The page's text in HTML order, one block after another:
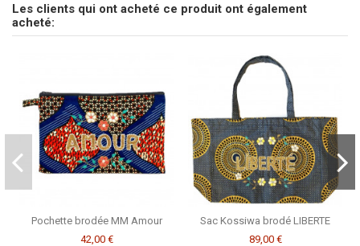
Soyez le premier à poser une question sur ce produit !
Les clients qui ont acheté ce produit ont également
acheté:
Pochette brodée MM Amour
42,00 €
Sac Kossiwa brodé LIBERTE
89,00 €